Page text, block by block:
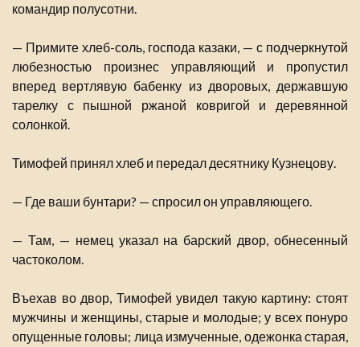
командир полусотни.
— Примите хлеб-соль, господа казаки, — с подчеркнутой
любезностью произнес управляющий и пропустил
вперед вертлявую бабенку из дворовых, державшую
тарелку с пышной ржаной ковригой и деревянной
солонкой.
Тимофей принял хлеб и передал десятнику Кузнецову.
— Где ваши бунтари? — спросил он управляющего.
— Там, — немец указал на барский двор, обнесенный
частоколом.
Въехав во двор, Тимофей увидел такую картину: стоят
мужчины и женщины, старые и молодые; у всех понуро
опущенные головы; лица измученные, одежонка старая,